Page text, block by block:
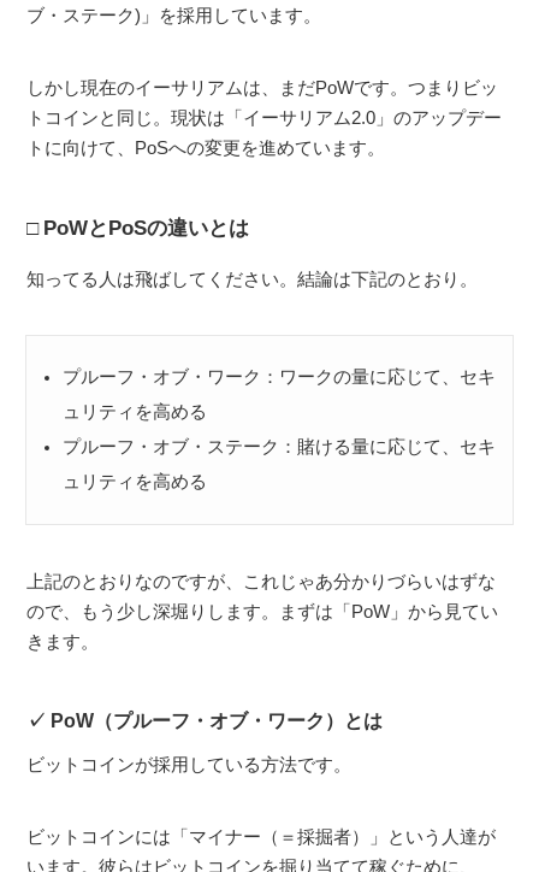
ブ・ステーク)」を採用しています。
しかし現在のイーサリアムは、まだPoWです。つまりビッ
トコインと同じ。現状は「イーサリアム2.0」のアップデー
トに向けて、PoSへの変更を進めています。
PoWとPoSの違いとは
知ってる人は飛ばしてください。結論は下記のとおり。
プルーフ・オブ・ワーク：ワークの量に応じて、セキ
ュリティを高める
プルーフ・オブ・ステーク：賭ける量に応じて、セキ
ュリティを高める
上記のとおりなのですが、これじゃあ分かりづらいはずな
ので、もう少し深堀りします。まずは「PoW」から見てい
きます。
PoW（プルーフ・オブ・ワーク）とは
ビットコインが採用している方法です。
ビットコインには「マイナー（＝採掘者）」という人達が
います。彼らはビットコインを掘り当てて稼ぐために、